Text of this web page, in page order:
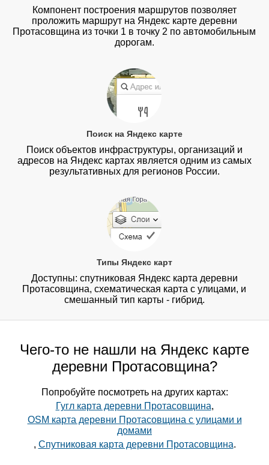
Компонент построения маршрутов позволяет
проложить маршрут на Яндекс карте деревни
Протасовщина из точки 1 в точку 2 по автомобильным
дорогам.
Поиск на Яндекс карте
Поиск объектов инфраструктуры, организаций и
адресов на Яндекс картах является одним из самых
результативных для регионов России.
Типы Яндекс карт
Доступны: спутниковая Яндекс карта деревни
Протасовщина, схематическая карта с улицами, и
смешанный тип карты - гибрид.
Чего-то не нашли на Яндекс карте
деревни Протасовщина?
Попробуйте посмотреть на других картах:
Гугл карта деревни Протасовщина,
OSM карта деревни Протасовщина с улицами и
домами
, Спутниковая карта деревни Протасовщина.